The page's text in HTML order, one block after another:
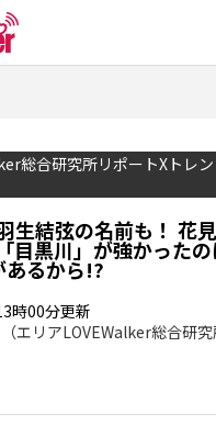
総合研究所リポートXトレン
生結弦の名前も！ 花
目黒川」が強かった
あるから!?
時00分更新
エリアLOVEWalker総合研究